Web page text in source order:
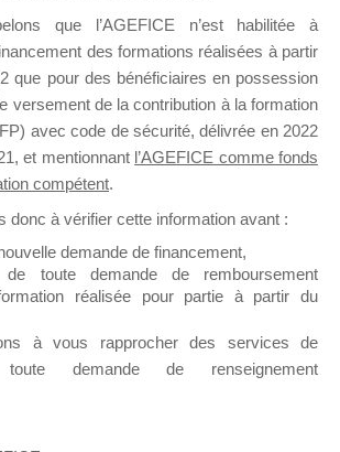
est destiné aux Organismes de
souhaitent répondre à l’Appel à
Mallette du Dirigeant.
est possible de laisser un message
question.
d’être
ce groupe
que l’AGEFICE n’est habilitée à
des formations réalisées à partir
que pour des bénéficiaires en possession
versement de la contribution à la formation
avec code de sécurité, délivrée en 2022
et mentionnant l’AGEFICE comme fonds
compétent.
donc à vérifier cette information avant :
demande de financement,
toute demande de remboursement
réalisée pour partie à partir du
à vous rapprocher des services de
demande de renseignement